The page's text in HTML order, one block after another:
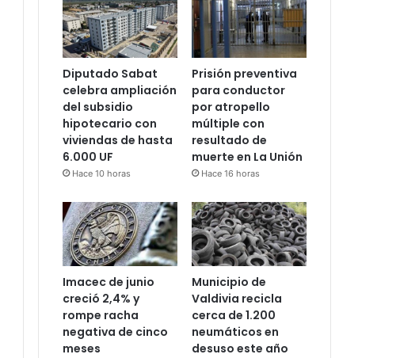
Diputado Sabat
celebra ampliación
del subsidio
hipotecario con
viviendas de hasta
6.000 UF
Hace 10 horas
Prisión preventiva
para conductor
por atropello
múltiple con
resultado de
muerte en La Unión
Hace 16 horas
Imacec de junio
creció 2,4% y
rompe racha
negativa de cinco
meses
Municipio de
Valdivia recicla
cerca de 1.200
neumáticos en
desuso este año